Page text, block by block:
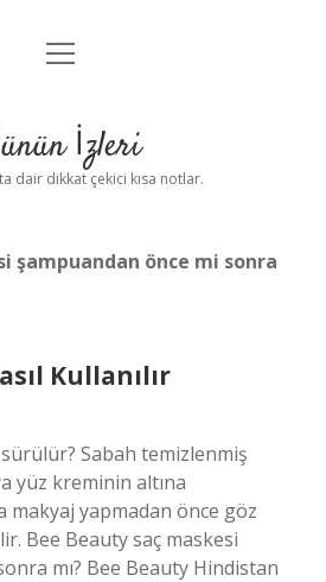
Anasayfa
Yasal Uyarı
menüyü
İzleri
dair dikkat çekici kısa notlar.
şampuandan önce mi sonra
Kullanılır
Sabah temizlenmiş
yüz kreminin altına
makyaj yapmadan önce göz
Bee Beauty saç maskesi
mı? Bee Beauty Hindistan